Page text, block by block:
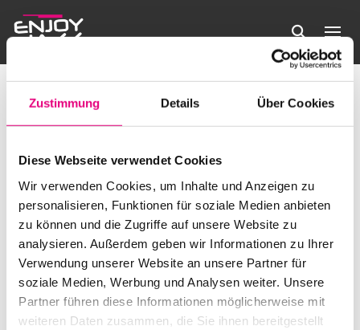
Zustimmung Details Über Cookies
Diese Webseite verwendet Cookies
Wir verwenden Cookies, um Inhalte und Anzeigen zu
personalisieren, Funktionen für soziale Medien anbieten
zu können und die Zugriffe auf unsere Website zu
analysieren. Außerdem geben wir Informationen zu Ihrer
Verwendung unserer Website an unsere Partner für
soziale Medien, Werbung und Analysen weiter. Unsere
Partner führen diese Informationen möglicherweise mit
weiteren Daten zusammen, die Sie ihnen bereitgestellt
Veranstaltungen
Suche
und
Suche
Filter
Anstehende
Datum
wählen.
VorherigeVeranstaltungen Heute
Nächste
Kalender abonnieren